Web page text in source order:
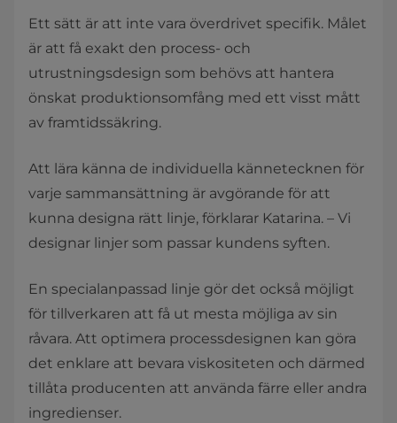
Ett sätt är att inte vara överdrivet specifik. Målet
är att få exakt den process- och
utrustningsdesign som behövs att hantera
önskat produktionsomfång med ett visst mått
av framtidssäkring.
Att lära känna de individuella kännetecknen för
varje sammansättning är avgörande för att
kunna designa rätt linje, förklarar Katarina. – Vi
designar linjer som passar kundens syften.
En specialanpassad linje gör det också möjligt
för tillverkaren att få ut mesta möjliga av sin
råvara. Att optimera processdesignen kan göra
det enklare att bevara viskositeten och därmed
tillåta producenten att använda färre eller andra
ingredienser.